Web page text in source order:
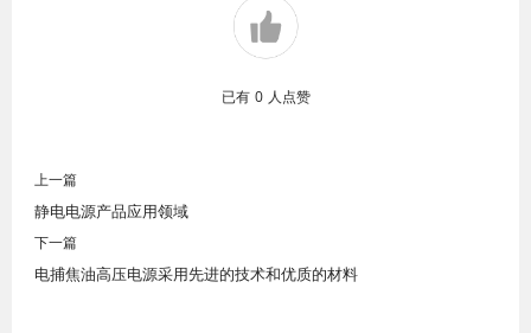
已有 0 人点赞
上一篇
静电电源产品应用领域
下一篇
电捕焦油高压电源采用先进的技术和优质的材料